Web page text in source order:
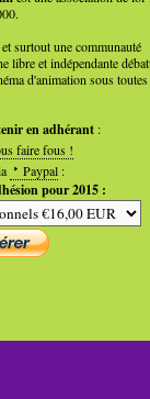
surtout une communauté
libre et indépendante
d'animation sous toutes
en adhérant :
faire fous !
Paypal :
pour 2015 :